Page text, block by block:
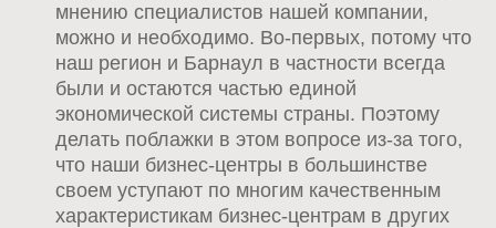
мнению специалистов нашей компании,
можно и необходимо. Во-первых, потому что
наш регион и Барнаул в частности всегда
были и остаются частью единой
экономической системы страны. Поэтому
делать поблажки в этом вопросе из-за того,
что наши бизнес-центры в большинстве
своем уступают по многим качественным
характеристикам бизнес-центрам в других